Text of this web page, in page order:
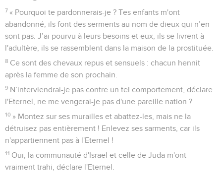
7 « Pourquoi te pardonnerais-je ? Tes enfants m'ont
abandonné, ils font des serments au nom de dieux qui n’en
sont pas. J’ai pourvu à leurs besoins et eux, ils se livrent à
l'adultère, ils se rassemblent dans la maison de la prostituée.
8 Ce sont des chevaux repus et sensuels : chacun hennit
après la femme de son prochain.
9 N’interviendrai-je pas contre un tel comportement, déclare
l'Eternel, ne me vengerai-je pas d'une pareille nation ?
10 » Montez sur ses murailles et abattez-les, mais ne la
détruisez pas entièrement ! Enlevez ses sarments, car ils
n'appartiennent pas à l'Eternel !
11 Oui, la communauté d'Israël et celle de Juda m'ont
vraiment trahi, déclare l'Eternel.